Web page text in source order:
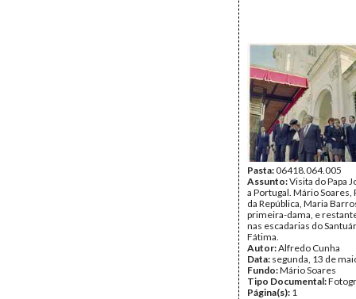
Pasta:06418.064.005
Assunto:Visita do Papa
a Portugal. Mário
da República, Maria
primeira-dama, e
nas escadarias do
Fátima.
Autor:Alfredo Cunha
Data: segunda, 13 de
Fundo:Mário Soares
Tipo Documental:
Página(s): 1